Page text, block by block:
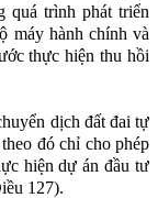
quá trình phát triển
máy hành chính và
thực hiện thu hồi
dịch đất đai tự
đó chỉ cho phép
hiện dự án đầu tư
127).